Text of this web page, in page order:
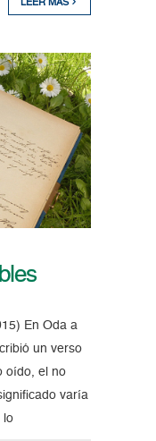
LEER MÁS
En Oda a
un verso
oído, el no
varía
lo